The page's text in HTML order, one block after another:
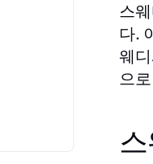
스
다.
웨
으